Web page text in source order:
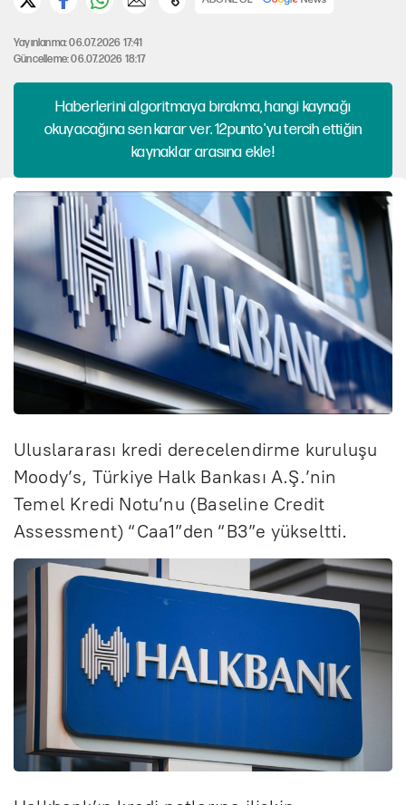
Yayınlanma: 06.07.2026 17:41
Güncelleme: 06.07.2026 18:17
Haberlerini algoritmaya bırakma, hangi kaynağı
okuyacağına sen karar ver. 12punto'yu tercih ettiğin
kaynaklar arasına ekle!
Uluslararası kredi derecelendirme kuruluşu
Moody’s, Türkiye Halk Bankası A.Ş.’nin
Temel Kredi Notu’nu (Baseline Credit
Assessment) “Caa1”den “B3”e yükseltti.